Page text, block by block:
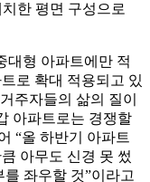
한 평면 구성으로
대형 아파트에만 적
로 확대 적용되고 있
주자들의 삶의 질이
아파트로는 경쟁할
“올 하반기 아파트
아무도 신경 못 썼
좌우할 것”이라고